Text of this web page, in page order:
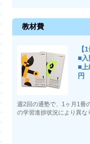
教材費
【
■入
■上
円
週2回の通塾で、1ヶ月1冊
の学習進捗状況により異な